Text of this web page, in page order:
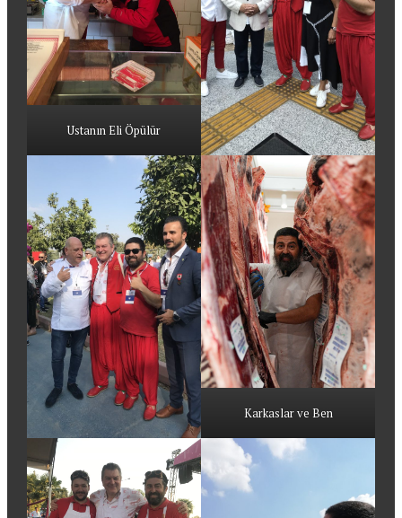
Ustanın Eli Öpülür
Karkaslar ve Ben